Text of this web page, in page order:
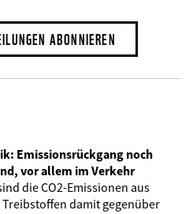
ABONNIEREN
Emissionsrückgang noch
vor allem im Verkehr
die CO2-Emissionen aus
damit gegenüber